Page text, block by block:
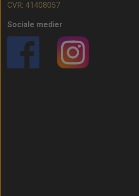
CVR: 41408057
Sociale medier